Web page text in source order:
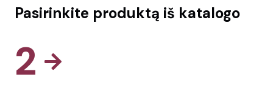
Pasirinkite produktą iš katalogo
2